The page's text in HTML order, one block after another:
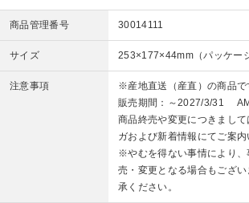
商品管理番号 30014111
サイズ 253×177×44mm（パッケー
注意事項
※産地直送（産直）の商品で
販売期間：～2027/3/31
商品終売や変更につきまし
ガおよび新着情報にてご案内
※やむを得ない事情により
売・変更となる場合もござ
承ください。